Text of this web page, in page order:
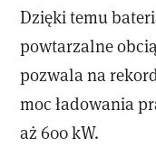
Dzięki temu
powtarzalne
pozwala na
moc ładowania
aż 600 kW.